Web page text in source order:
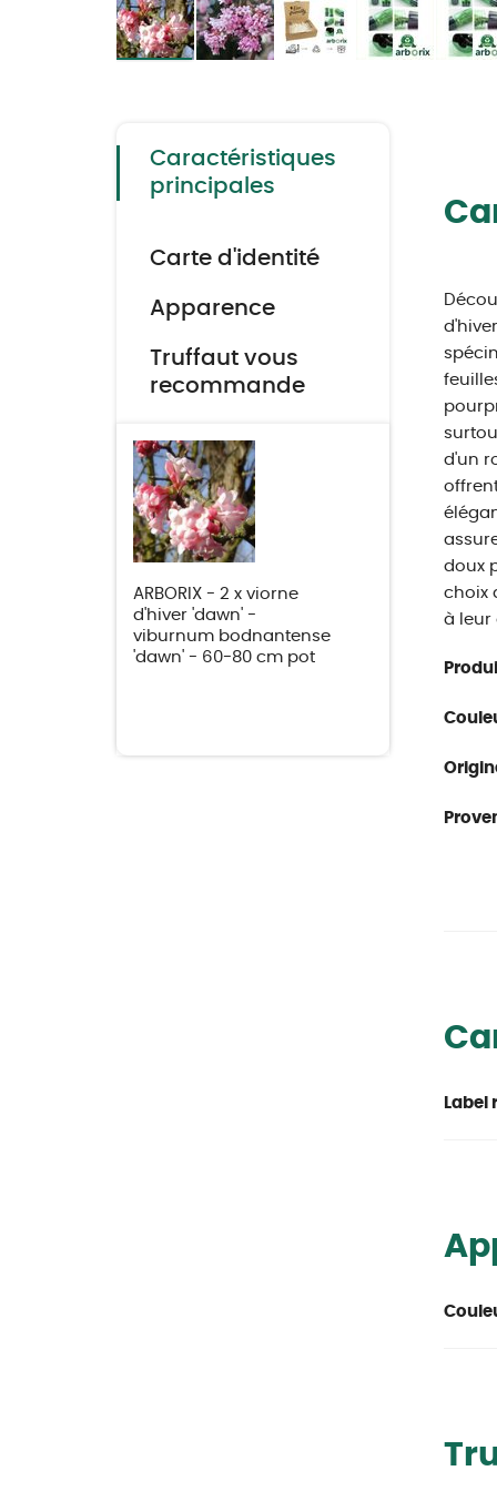
the
imagesCaractéristiques
principales
Carte d'identité
Apparence
Truffaut vous
recommande
ARBORIX - 2 x viorne
d'hiver 'dawn' -
viburnum bodnantense
'dawn' - 60-80 cm pot
d'un
doux
choix
à leur
Label